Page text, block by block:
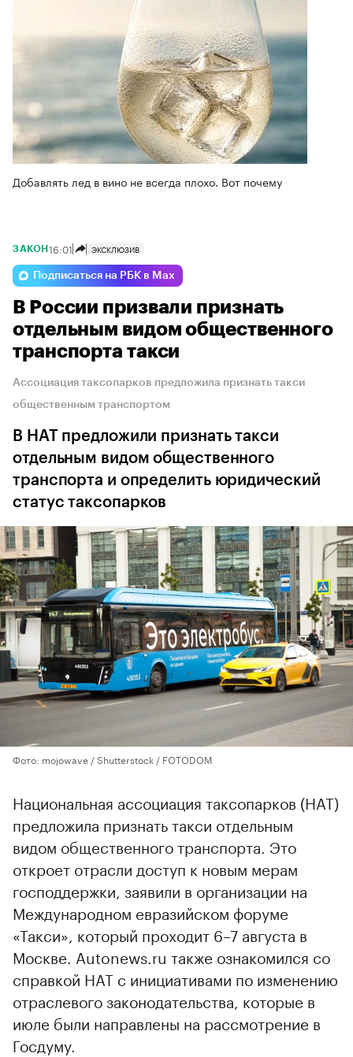
Добавлять лед в вино не всегда плохо. Вот почему
ЗАКОН 16:01 ЭКСКЛЮЗИВ
Подписаться на РБК в Max
В России призвали признать
отдельным видом общественного
транспорта такси
Ассоциация таксопарков предложила признать такси
общественным транспортом
В НАТ предложили признать такси
отдельным видом общественного
транспорта и определить юридический
статус таксопарков
Фото: mojowave / Shutterstock / FOTODOM
Национальная ассоциация таксопарков (НАТ)
предложила признать такси отдельным
видом общественного транспорта. Это
откроет отрасли доступ к новым мерам
господдержки, заявили в организации на
Международном евразийском форуме
«Такси», который проходит 6–7 августа в
Москве. Autonews.ru также ознакомился со
справкой НАТ с инициативами по изменению
отраслевого законодательства, которые в
июле были направлены на рассмотрение в
Госдуму.